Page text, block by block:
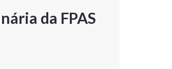
da FPAS